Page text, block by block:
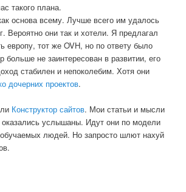
такого плана.
основа всему. Лучше всего им удалось
Вероятно они так и хотели. Я предлагал
европу, тот же OVH, но по ответу было
больше не заинтересован в развитии, его
стабилен и непоколебим. Хотя они
дочерних проектов.
Конструктор сайтов. Мои статьи и мысли
оказались услышаны. Идут они по модели
людей. Но запросто шлют нахуй